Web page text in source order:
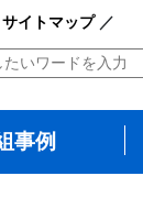
サイトマップ／
事例